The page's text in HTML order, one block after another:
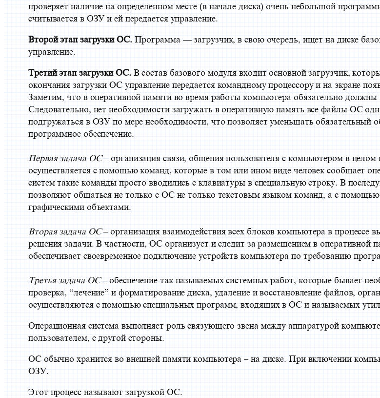
проверяет наличие на определенном месте (в начале диска) очень небольшой
считывается в ОЗУ и ей передается управление.
Второй этап загрузки ОС.Программа — загрузчик, в свою очередь, ищет на диске
управление.
Третий этап загрузки ОС.В состав базового модуля входит основной загрузчик,
окончания загрузки ОС управление передается командному процессору и на экране
Заметим, что в оперативной памяти во время работы компьютера обязательно
Следовательно, нет необходимости загружать в оперативную память все файлы ОС
подгружаться в ОЗУ по мере необходимости, что позволяет уменьшать обязательный
программное обеспечение.
Первая задача ОС– организация связи, общения пользователя с компьютером в
осуществляется с помощью команд, которые в том или ином виде человек сообщает
систем такие команды просто вводились с клавиатуры в специальную строку. В
позволяют общаться не только с ОС не только текстовым языком команд, а с
графическими объектами.
Вторая задача ОС– организация взаимодействия всех блоков компьютера в
решения задачи. В частности, ОС организует и следит за размещением в
обеспечивает своевременное подключение устройств компьютера по требованию
Третья задача ОС– обеспечение так называемых системных работ, которые бывает
проверка, “лечение” и форматирование диска, удаление и восстановление файлов,
осуществляются с помощью специальных программ, входящих в ОС и называемых
Операционная система выполняет роль связующего звена между аппаратурой
пользователем, с другой стороны.
ОС обычно хранится во внешней памяти компьютера – на диске. При включении
ОЗУ.
Этот процесс называют загрузкой ОС.